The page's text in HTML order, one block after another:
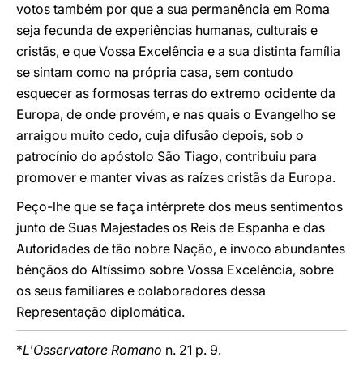
votos também por que a sua permanência em Roma
seja fecunda de experiências humanas, culturais e
cristãs, e que Vossa Excelência e a sua distinta família
se sintam como na própria casa, sem contudo
esquecer as formosas terras do extremo ocidente da
Europa, de onde provém, e nas quais o Evangelho se
arraigou muito cedo, cuja difusão depois, sob o
patrocínio do apóstolo São Tiago, contribuiu para
promover e manter vivas as raízes cristãs da Europa.
Peço-lhe que se faça intérprete dos meus sentimentos
junto de Suas Majestades os Reis de Espanha e das
Autoridades de tão nobre Nação, e invoco abundantes
bênçãos do Altíssimo sobre Vossa Excelência, sobre
os seus familiares e colaboradores dessa
Representação diplomática.
*L'Osservatore Romano n. 21 p. 9.